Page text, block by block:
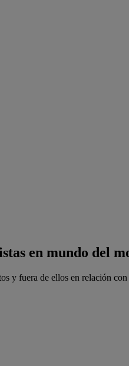
en mundo del
y fuera de ellos en relación